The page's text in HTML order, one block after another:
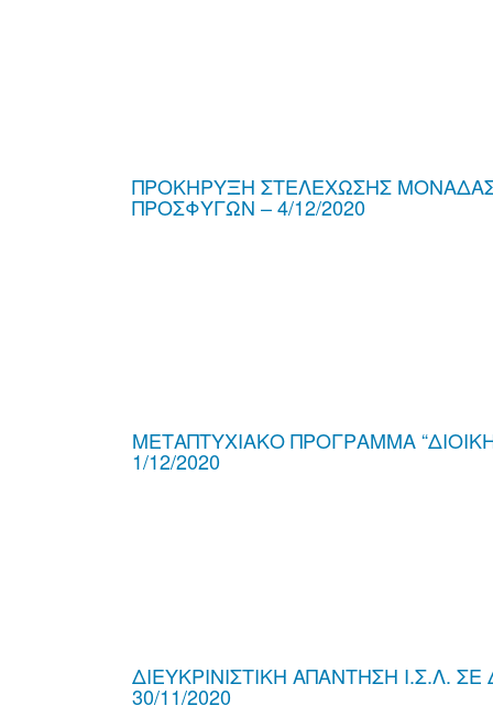
ΠΡΟΚΗΡΥΞΗ ΣΤΕΛΕΧΩΣΗΣ
ΠΡΟΣΦΥΓΩΝ – 4/12/2020
ΜΕΤΑΠΤΥΧΙΑΚΟ ΠΡΟΓΡΑΜΜΑ
1/12/2020
ΔΙΕΥΚΡΙΝΙΣΤΙΚΗ ΑΠΑΝΤΗΣΗ Ι.Σ.Λ.
30/11/2020